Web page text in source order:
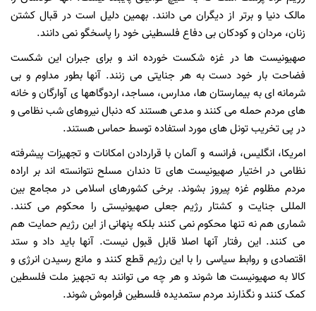
مالک دنیا و برتر از دیگران می دانند. بهمین دلیل است در قبال کشتن
زنان، مردان و کودکان بی دفاع فلسطینی خود را پاسخگو نمی دانند.
صهیونیست ها در غزه شکست خورده اند و برای جبران این شکست
فضاحت بار خود دست به هر جنایتی می زنند. آنها بطور مداوم و بی
شرمانه ای به بیمارستان ها، مدارس، مساجد، اردوگاهها ی آوارگان و خانه
های مردم حمله می کنند و مدعی هستند که دنبال نیروهای شب نظامی و
در پی تخریب تونل های مورد استفاده توسط حماس هستند.
امریکا، انگلیس، فرانسه و آلمان با قراردادن امکانات و تجهیزات پیشرفته
نظامی در اختیار صهیونیست های تا دندان مسلح نتوانسته اند بر اراده
مردم مظلوم غزه پیروز بشوند. برخی کشورهای اسلامی در مجامع بین
المللی جنایت و کشتار رژیم جعلی صهیونیستی را محکوم می کنند.
شماری هم نه تنها محکوم نمی کنند بلکه پنهانی از این رژیم حمایت هم
می کنند. این رفتار آنها اصلا قابل قبول نیست. آنها باید داد و ستد
اقتصادی و روابط سیاسی را با این رژیم قطع کنند و مانع رسیدن انرژی و
کالا به صهیونیست ها شوند و هر چه می توانند به تجهیز ملت فلسطین
کمک کنند و نگذارند مردم ستمدیده فلسطین فراموش شوند.